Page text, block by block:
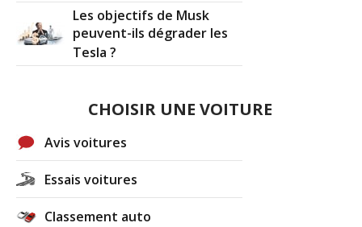
Les objectifs de Musk
peuvent-ils dégrader les
Tesla ?
CHOISIR UNE VOITURE
Avis voitures
Essais voitures
Classement auto